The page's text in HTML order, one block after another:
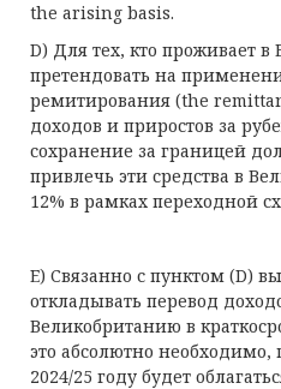
the arising basis.
D) Для тех, кто проживает
претендовать на
ремитирования (the
доходов и приростов за
сохранение за границей
привлечь эти средства в
12% в рамках переходной
E) Связанно с пунктом (D)
откладывать перевод
Великобританию в
это абсолютно необходимо,
2024/25 году будет